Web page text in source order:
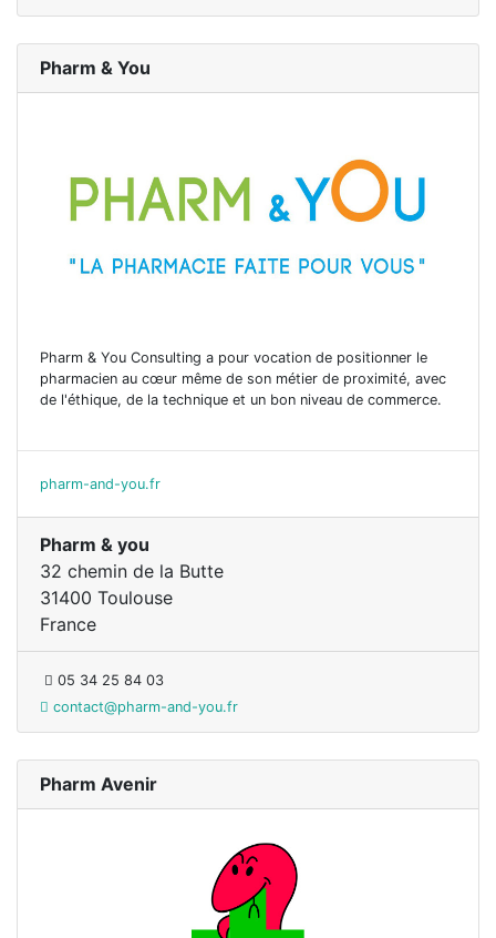
Pharm & You
Pharm & You Consulting a pour vocation de positionner le
pharmacien au cœur même de son métier de proximité, avec
de l'éthique, de la technique et un bon niveau de commerce.
pharm-and-you.fr
Pharm & you
32 chemin de la Butte
31400 Toulouse
France
05 34 25 84 03
contact@pharm-and-you.fr
Pharm Avenir